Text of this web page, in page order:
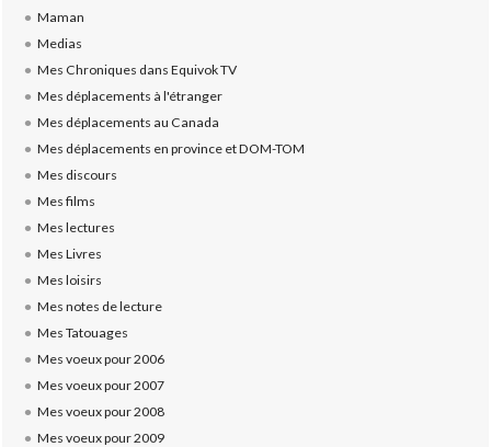
Maman
Medias
Mes Chroniques dans Equivok TV
Mes déplacements à l'étranger
Mes déplacements au Canada
Mes déplacements en province et DOM-TOM
Mes discours
Mes films
Mes lectures
Mes Livres
Mes loisirs
Mes notes de lecture
Mes Tatouages
Mes voeux pour 2006
Mes voeux pour 2007
Mes voeux pour 2008
Mes voeux pour 2009